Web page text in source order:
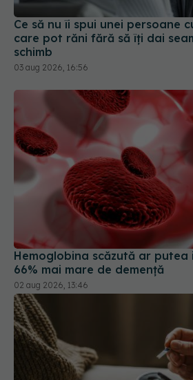
03 aug 2026, 16:56
Hemoglobina scăzută ar putea
66% mai mare de demență
02 aug 2026, 13:46